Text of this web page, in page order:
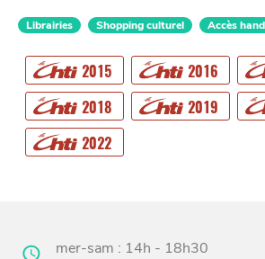
Librairies Shopping culturel Accès
2015 2016
2018
2019
2022
mer-sam : 14h - 18h30
CHTITE
CANAILLE